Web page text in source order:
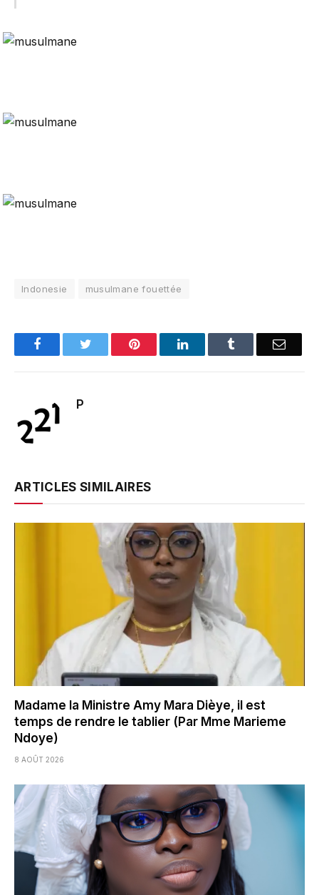
Indonesie musulmane fouettée
FacebookTwitter Pinterest LinkedInTumblr Email
P
ARTICLES SIMILAIRES
Madame la Ministre Amy Mara Dièye, il est
temps de rendre le tablier (Par Mme Marieme
Ndoye)
8 AOÛT 2026